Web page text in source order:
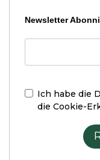
Newsletter
Ich habe die
die Cookie-